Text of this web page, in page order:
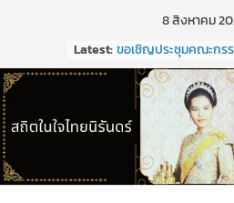
content
8 สิงหาคม
Latest: ขอเชิญประชุมคณะกร
และเอกชนเพื่อแก้ไขปั
(กรอ.) กลุ่มจังหวัดภาค
2/2569 ในวันที่ 20 มีนา
การประชุมคณะกรรมก
เอกชนเพื่อแก้ไขปัญห
(กรอ.) กลุ่มจังหวัดภาค
1/2569